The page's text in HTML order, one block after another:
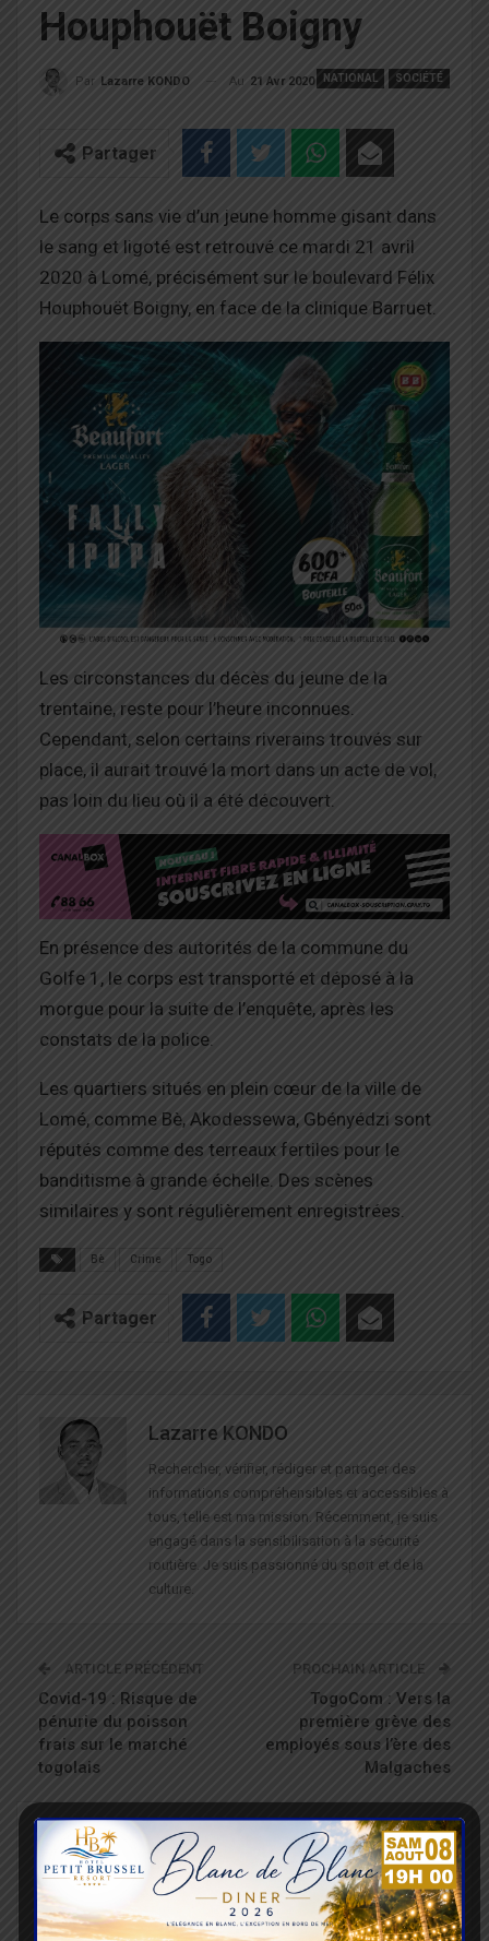
Houphouët Boigny
NATIONAL SOCIÉTÉ
Par Lazarre KONDO Au 21 Avr 2020
Partager
Le corps sans vie d’un jeune homme gisant dans
le sang et ligoté est retrouvé ce mardi 21 avril
2020 à Lomé, précisément sur le boulevard Félix
Houphouët Boigny, en face de la clinique Barruet.
Les circonstances du décès du jeune de la
trentaine, reste pour l’heure inconnues.
Cependant, selon certains riverains trouvés sur
place, il aurait trouvé la mort dans un acte de vol,
pas loin du lieu où il a été découvert.
En présence des autorités de la commune du
Golfe 1, le corps est transporté et déposé à la
morgue pour la suite de l’enquête, après les
constats de la police.
Les quartiers situés en plein cœur de la ville de
Lomé, comme Bè, Akodessewa, Gbényédzi sont
réputés comme des terreaux fertiles pour le
banditisme à grande échelle. Des scènes
similaires y sont régulièrement enregistrées.
Bè Crime Togo
Partager
Lazarre KONDO
Rechercher, vérifier, rédiger et partager des
informations compréhensibles et accessibles à
tous, telle est ma mission. Récemment, je suis
engagé dans la sensibilisation à la sécurité
routière. Je suis passionné du sport et de la
culture.
ARTICLE PRÉCÉDENT
Covid-19 : Risque de
pénurie du poisson
frais sur le marché
togolais
PROCHAIN ARTICLE
TogoCom : Vers la
première grève des
employés sous l’ère des
Malgaches
Tout Le Texte
VOUS POURRIEZ AUSSI AIMER